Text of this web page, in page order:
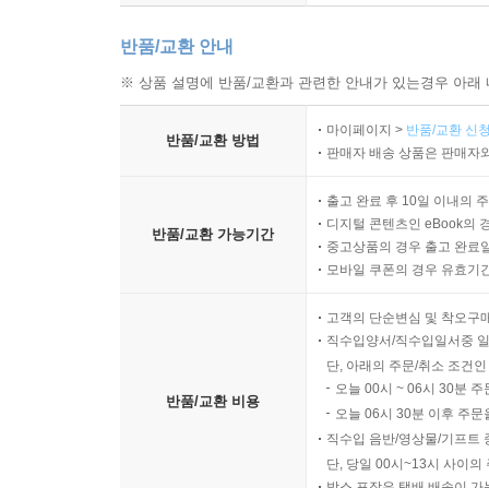
반품/교환 안내
※ 상품 설명에 반품/교환과 관련한 안내가 있는경우 아
반품/교환 방법
마이페이지 > 반품/교환 신
판매자 배송 상품은 판매자
반품/교환 가능기간
출고 완료 후 10일 이내의
디지털 콘텐츠인 eBook의
중고상품의 경우 출고 완료
모바일 쿠폰의 경우 유효기
반품/교환 비용
고객의 단순변심 및 착오구
직수입양서/직수입일서중
단, 아래의 주문/취소 조건
오늘 00시 ~ 06시 30분
오늘 06시 30분 이후 주
직수입 음반/영상물/기프트
단, 당일 00시~13시 사이의